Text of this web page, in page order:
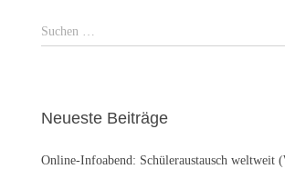
S
u
n
a
Suchen …
Neueste Beiträge
Online-Infoabend: Schüleraustausch weltweit